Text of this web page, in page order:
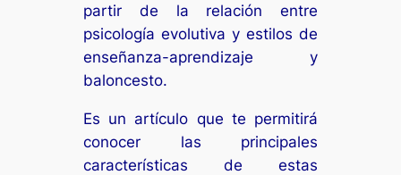
partir de la relación entre
psicología evolutiva y estilos de
enseñanza-aprendizaje y
baloncesto.
Es un artículo que te permitirá
conocer las principales
características de estas